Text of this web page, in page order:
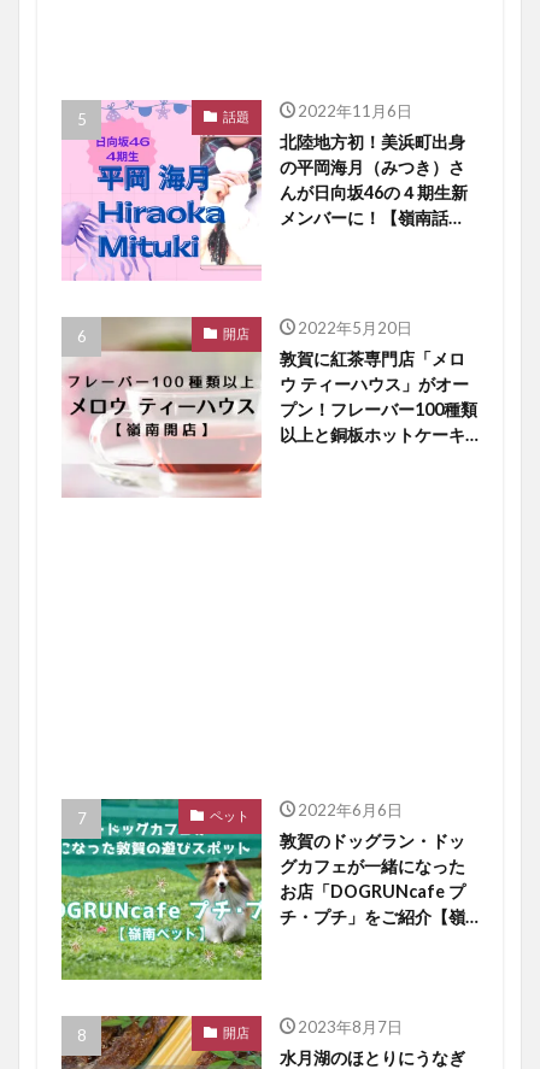
話題 2022年11月6日
北陸地方初！美浜町出身
の平岡海月（みつき）さ
んが日向坂46の４期生新
メンバーに！【嶺南話
開店 2022年5月20日
敦賀に紅茶専門店「メロ
ウ ティーハウス」がオー
プン！フレーバー100種類
以上と銅板ホットケーキ
ペット 2022年6月6日
敦賀のドッグラン・ドッ
グカフェが一緒になった
お店「DOGRUNcafe プ
チ・プチ」をご紹介【嶺
開店 2023年8月7日
水月湖のほとりにうなぎ